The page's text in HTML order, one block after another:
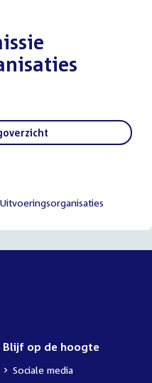
Blijf op de hoogte
Sociale media